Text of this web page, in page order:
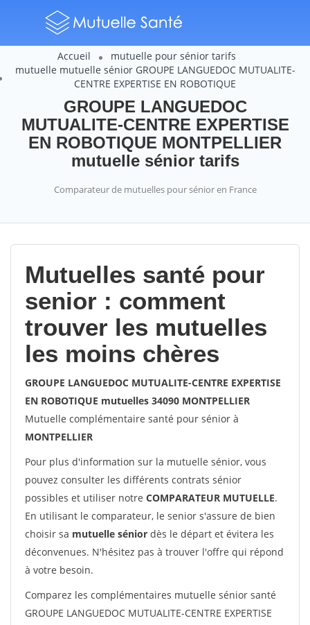
Accueil
mutuelle pour sénior tarifs
mutuelle mutuelle sénior GROUPE LANGUEDOC MUTUALITE-
CENTRE EXPERTISE EN ROBOTIQUE
GROUPE LANGUEDOC
MUTUALITE-CENTRE EXPERTISE
EN ROBOTIQUE MONTPELLIER
mutuelle sénior tarifs
Comparateur de mutuelles pour sénior en France
Mutuelles santé pour
senior : comment
trouver les mutuelles
les moins chères
GROUPE LANGUEDOC MUTUALITE-CENTRE EXPERTISE
EN ROBOTIQUE mutuelles 34090 MONTPELLIER
Mutuelle complémentaire santé pour sénior à
MONTPELLIER
Pour plus d'information sur la mutuelle sénior, vous
pouvez consulter les différents contrats sénior
possibles et utiliser notre COMPARATEUR MUTUELLE.
En utilisant le comparateur, le senior s'assure de bien
choisir sa mutuelle sénior dès le départ et évitera les
déconvenues. N'hésitez pas à trouver l'offre qui répond
à votre besoin.
Comparez les complémentaires mutuelle sénior santé
GROUPE LANGUEDOC MUTUALITE-CENTRE EXPERTISE